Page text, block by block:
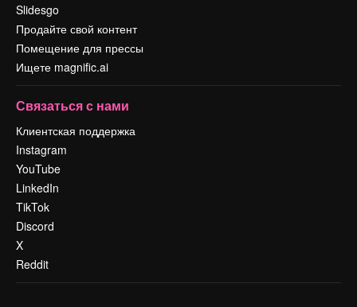
Slidesgo
Продайте свой контент
Помещение для прессы
Ищете magnific.ai
Связаться с нами
Клиентская поддержка
Instagram
YouTube
LinkedIn
TikTok
Discord
X
Reddit